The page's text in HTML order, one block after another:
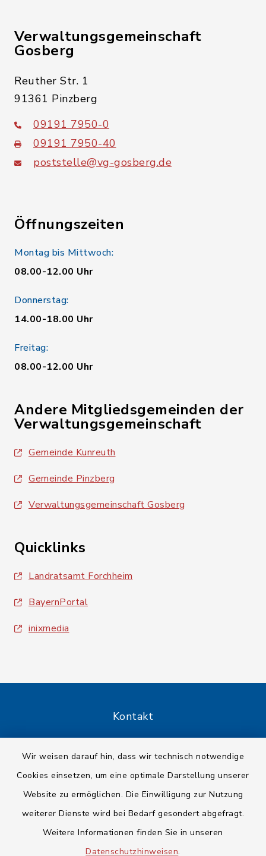
Wir weisen darauf hin, dass wir technisch notwendige
Cookies einsetzen, um eine optimale Darstellung unserer
Website zu ermöglichen. Die Einwilligung zur Nutzung
weiterer Dienste wird bei Bedarf gesondert abgefragt.
Weitere Informationen finden Sie in unseren
Datenschutzhinweisen.
Verwaltungsgemeinschaft
Gosberg
Reuther Str. 1
91361 Pinzberg
09191 7950-0
09191 7950-40
poststelle@vg-gosberg.de
Öffnungszeiten
Montag bis Mittwoch:
08.00-12.00 Uhr
Donnerstag:
14.00-18.00 Uhr
Freitag:
08.00-12.00 Uhr
Andere Mitgliedsgemeinden der
Verwaltungsgemeinschaft
Gemeinde Kunreuth
Gemeinde Pinzberg
Verwaltungsgemeinschaft Gosberg
Quicklinks
Landratsamt Forchheim
BayernPortal
inixmedia
Kontakt
Datenschutz
Impressum
Sitemap